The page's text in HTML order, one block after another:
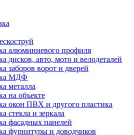
алюминиевого профиля
дисков, авто, мото и велодеталей
заборов ворот и дверей
МДФ
металла
на объекте
окон ПВХ и другого пластика
стекла и зеркала
фасадных панелей
фурнитуры и доводчиков